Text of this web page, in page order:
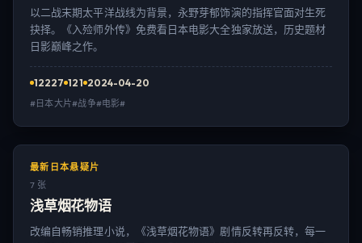
以二战末期太平洋战线为背景，永野芽郁饰演的指挥官面对生死
抉择。《入殓师外传》免费看日本电影大全独家放送，历史题材
日影巅峰之作。
12227 121 2024-04-20
#日本大片#战争#电影#
最新日本悬疑片
7 张
浅草烟花物语
改编自畅销推理小说，《浅草烟花物语》剧情反转再反转，每一